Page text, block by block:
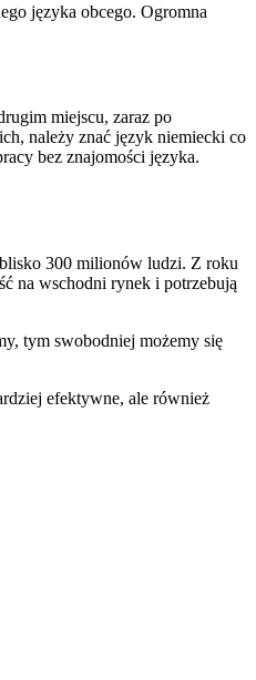
języka obcego. Ogromna
miejscu, zaraz po
należy znać język niemiecki co
bez znajomości języka.
300 milionów ludzi. Z roku
na wschodni rynek i potrzebują
tym swobodniej możemy się
efektywne, ale również